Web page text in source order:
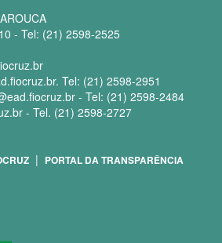
- Tel: (21) 2598-2525
Tel: (21) 2598-2951
- Tel: (21) 2598-2484
- Tel. (21) 2598-2727
| PORTAL DA TRANSPARÊNCIA